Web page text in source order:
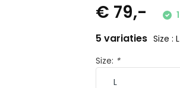
€ 79,-
5 variaties Size : L
Size: *